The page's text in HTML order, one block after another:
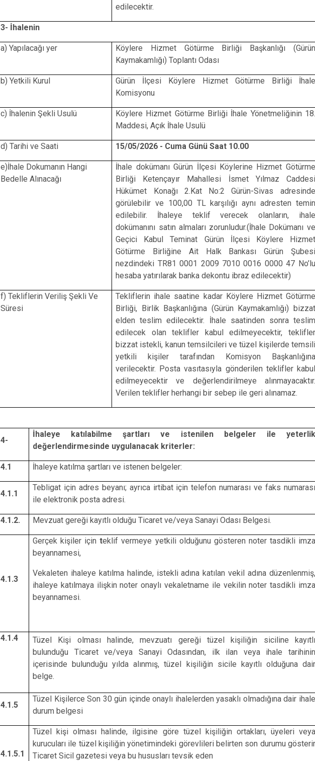
edilecektir.
3- İhalenin
a) Yapılacağı yer
Köylere Hizmet Götürme Birliği Başkanlığı (Gürün
Kaymakamlığı) Toplantı Odası
b) Yetkili Kurul
Gürün İlçesi Köylere Hizmet Götürme Birliği İhale
Komisyonu
c) İhalenin Şekli Usulü
Köylere Hizmet Götürme Birliği İhale Yönetmeliğinin 18.
Maddesi, Açık İhale Usulü
d) Tarihi ve Saati 15/05/2026 - Cuma Günü Saat 10.00
e)İhale Dokumanın Hangi
Bedelle Alınacağı
İhale dokümanı Gürün İlçesi Köylerine Hizmet Götürme
Birliği Ketençayır Mahallesi İsmet Yılmaz Caddesi
Hükümet Konağı 2.Kat No:2 Gürün-Sivas adresinde
görülebilir ve 100,00 TL karşılığı aynı adresten temin
edilebilir. İhaleye teklif verecek olanların, ihale
dokümanını satın almaları zorunludur.(İhale Dokümanı ve
Geçici Kabul Teminat Gürün İlçesi Köylere Hizmet
Götürme Birliğine Ait Halk Bankası Gürün Şubesi
nezdindeki TR81 0001 2009 7010 0016 0000 47 No’lu
hesaba yatırılarak banka dekontu ibraz edilecektir)
f) Tekliflerin Veriliş Şekli Ve
Süresi
Tekliflerin ihale saatine kadar Köylere Hizmet Götürme
Birliği, Birlik Başkanlığına (Gürün Kaymakamlığı) bizzat
elden teslim edilecektir. İhale saatinden sonra teslim
edilecek olan teklifler kabul edilmeyecektir, teklifler
bizzat istekli, kanun temsilcileri ve tüzel kişilerde temsili
yetkili kişiler tarafından Komisyon Başkanlığına
verilecektir. Posta vasıtasıyla gönderilen teklifler kabul
edilmeyecektir ve değerlendirilmeye alınmayacaktır.
Verilen teklifler herhangi bir sebep ile geri alınamaz.
4-
İhaleye katılabilme şartları ve istenilen belgeler ile yeterlik
değerlendirmesinde uygulanacak kriterler:
4.1 İhaleye katılma şartları ve istenen belgeler:
4.1.1
Tebligat için adres beyanı; ayrıca irtibat için telefon numarası ve faks numarası
ile elektronik posta adresi.
4.1.2. Mevzuat gereği kayıtlı olduğu Ticaret ve/veya Sanayi Odası Belgesi.
4.1.3
Gerçek kişiler için teklif vermeye yetkili olduğunu gösteren noter tasdikli imza
beyannamesi,
Vekaleten ihaleye katılma halinde, istekli adına katılan vekil adına düzenlenmiş,
ihaleye katılmaya ilişkin noter onaylı vekaletname ile vekilin noter tasdikli imza
beyannamesi.
4.1.4
Tüzel Kişi olması halinde, mevzuatı gereği tüzel kişiliğin siciline kayıtlı
bulunduğu Ticaret ve/veya Sanayi Odasından, ilk ilan veya ihale tarihinin
içerisinde bulunduğu yılda alınmış, tüzel kişiliğin sicile kayıtlı olduğuna dair
belge.
4.1.5
Tüzel Kişilerce Son 30 gün içinde onaylı ihalelerden yasaklı olmadığına dair ihale
durum belgesi
4.1.5.1
Tüzel kişi olması halinde, ilgisine göre tüzel kişiliğin ortakları, üyeleri veya
kurucuları ile tüzel kişiliğin yönetimindeki görevlileri belirten son durumu gösterir
Ticaret Sicil gazetesi veya bu hususları tevsik eden